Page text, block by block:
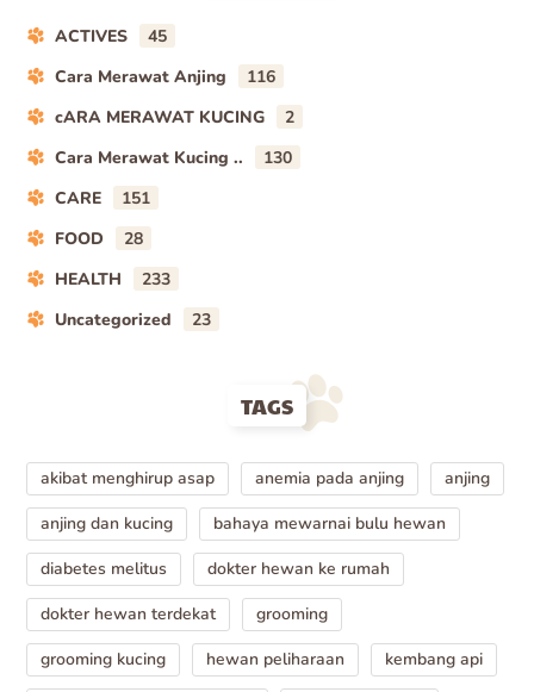
ACTIVES
45
Cara Merawat Anjing
116
cARA MERAWAT KUCING
2
Cara Merawat Kucing ..
130
CARE
151
FOOD
28
HEALTH
233
Uncategorized
23
TAGS
akibat menghirup asap anemia pada anjing
anjing
anjing dan kucing
bahaya mewarnai bulu hewan
diabetes melitus
dokter hewan ke rumah
dokter hewan terdekat
grooming
grooming kucing
hewan peliharaan
kembang api